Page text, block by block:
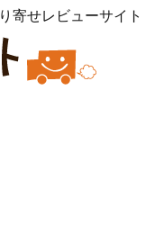
寄せレビューサイト